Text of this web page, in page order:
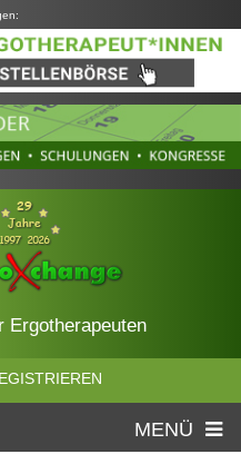
Ergotherapeuten
MENÜ